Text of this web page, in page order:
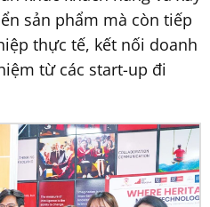
sản phẩm mà còn tiếp
thực tế, kết nối doanh
từ các start-up đi